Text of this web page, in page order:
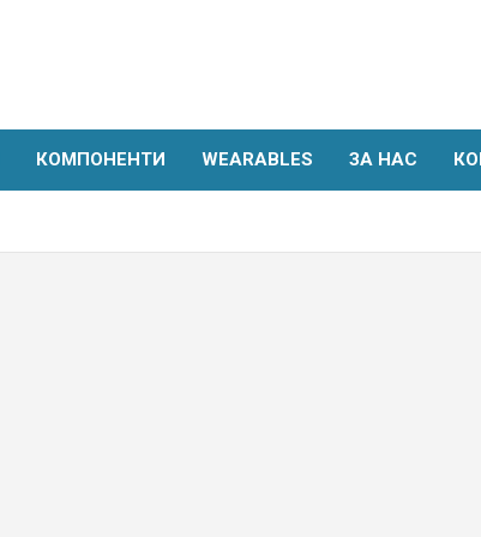
КОМПОНЕНТИ WEARABLES ЗА НАС